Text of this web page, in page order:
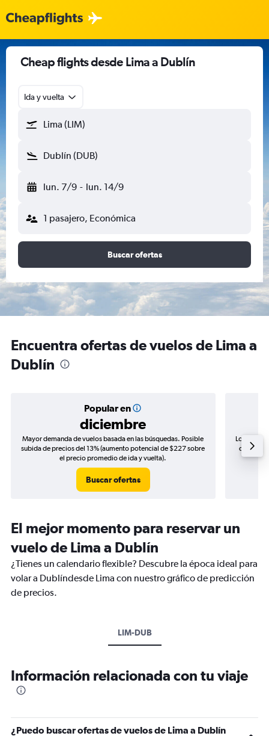
Cheap flights desde Lima a Dublín
Ida y vuelta
Lima (LIM)
Dublín (DUB)
lun. 7/9 - lun. 14/9
1 pasajero, Económica
Buscar ofertas
Encuentra ofertas de vuelos de Lima a
Dublín
Popular en
diciembre
Mayor demanda de vuelos basada en las búsquedas. Posible
subida de precios del 13% (aumento potencial de $227 sobre
el precio promedio de ida y vuelta).
Buscar ofertas
Los
de
El mejor momento para reservar un
vuelo de Lima a Dublín
¿Tienes un calendario flexible? Descubre la época ideal para
volar a Dublíndesde Lima con nuestro gráfico de predicción
de precios.
LIM-DUB
Información relacionada con tu viaje
¿Puedo buscar ofertas de vuelos de Lima a Dublín